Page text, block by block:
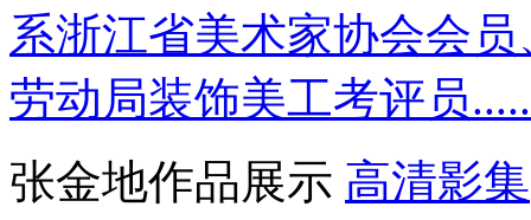
系浙江省美术家协会会
劳动局装饰美工考评员
张金地作品展示 高清影集